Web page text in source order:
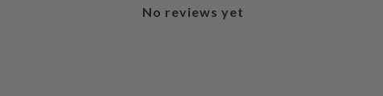
No reviews yet